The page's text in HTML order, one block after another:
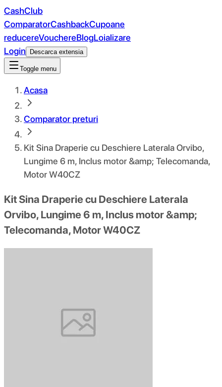
CashClub
ComparatorCashbackCupoane
reducereVouchereBlogLoializare
Login
Descarca extensia
Toggle menu
Acasa
Comparator preturi
Kit Sina Draperie cu Deschiere Laterala Orvibo,
Lungime 6 m, Inclus motor &amp; Telecomanda,
Motor W40CZ
Kit Sina Draperie cu Deschiere Laterala
Orvibo, Lungime 6 m, Inclus motor &amp;
Telecomanda, Motor W40CZ